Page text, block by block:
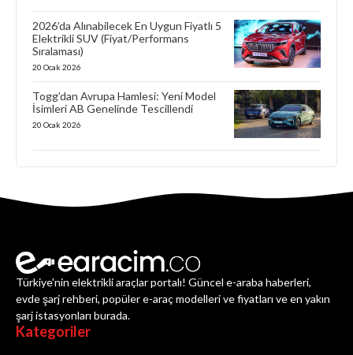
2026’da Alınabilecek En Uygun Fiyatlı 5
Elektrikli SUV (Fiyat/Performans
Sıralaması)
20 Ocak 2026
Togg’dan Avrupa Hamlesi: Yeni Model
İsimleri AB Genelinde Tescillendi
20 Ocak 2026
Türkiye'nin elektrikli araçlar portalı! Güncel e-araba haberleri,
evde şarj rehberi, popüler e-araç modelleri ve fiyatları ve en yakın
şarj istasyonları burada.
Kategoriler